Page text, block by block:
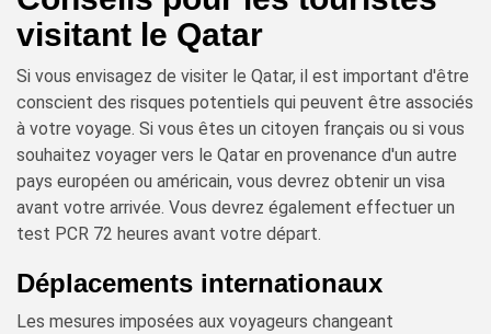
visitant le Qatar
Si vous envisagez de visiter le Qatar, il est important d'être
conscient des risques potentiels qui peuvent être associés
à votre voyage. Si vous êtes un citoyen français ou si vous
souhaitez voyager vers le Qatar en provenance d'un autre
pays européen ou américain, vous devrez obtenir un visa
avant votre arrivée. Vous devrez également effectuer un
test PCR 72 heures avant votre départ.
Déplacements internationaux
Les mesures imposées aux voyageurs changeant